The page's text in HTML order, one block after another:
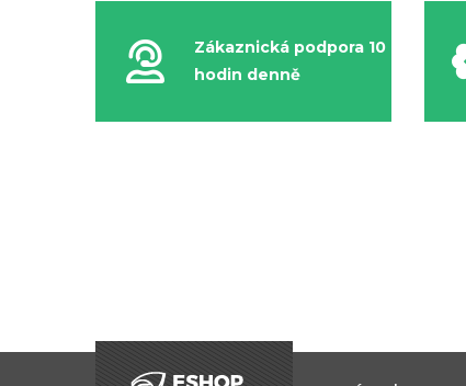
Zákaznická podpora 10
hodin denně